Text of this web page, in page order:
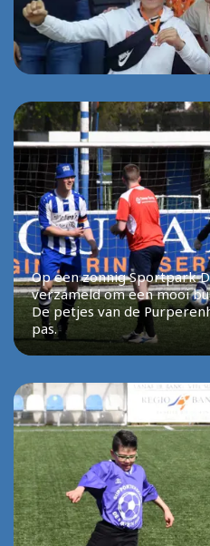
Op een zonnig Sportpark
verzameld om een mooi
De petjes van de
pas.